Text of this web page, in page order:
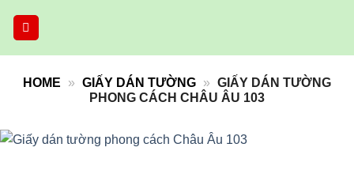
HOME » GIẤY DÁN TƯỜNG » GIẤY DÁN TƯỜNG
PHONG CÁCH CHÂU ÂU 103